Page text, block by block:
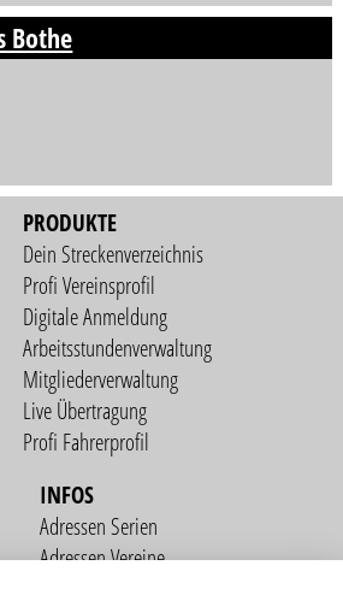
Bothe
PRODUKTE
Dein Streckenverzeichnis
Profi Vereinsprofil
Digitale Anmeldung
Arbeitsstundenverwaltung
Mitgliederverwaltung
Live Übertragung
Profi Fahrerprofil
INFOS
Adressen Serien
Adressen Vereine